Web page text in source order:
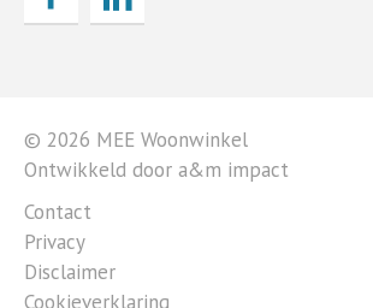
© 2026 MEE Woonwinkel
Ontwikkeld door a&m impact
Contact
Privacy
Disclaimer
Cookieverklaring